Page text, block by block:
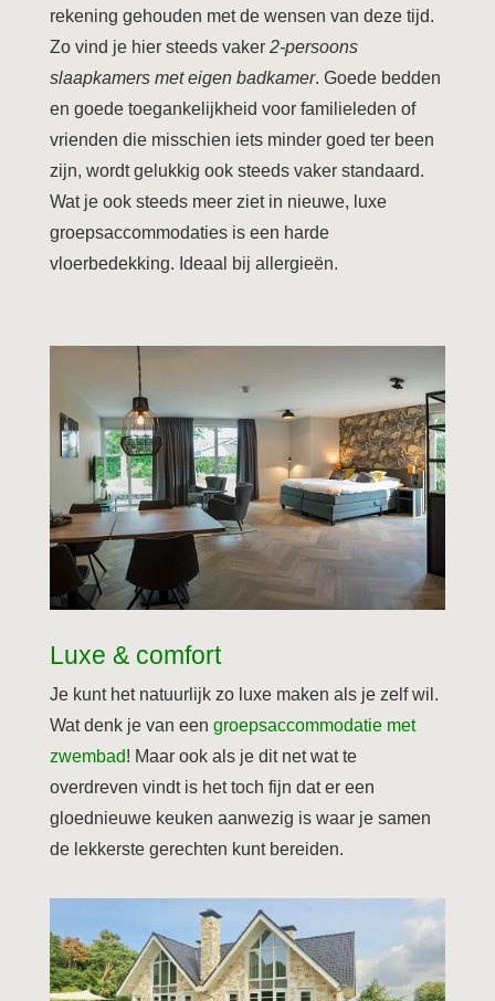
rekening gehouden met de wensen van deze tijd.
Zo vind je hier steeds vaker 2-persoons
slaapkamers met eigen badkamer. Goede bedden
en goede toegankelijkheid voor familieleden of
vrienden die misschien iets minder goed ter been
zijn, wordt gelukkig ook steeds vaker standaard.
Wat je ook steeds meer ziet in nieuwe, luxe
groepsaccommodaties is een harde
vloerbedekking. Ideaal bij allergieën.
Luxe & comfort
Je kunt het natuurlijk zo luxe maken als je zelf wil.
Wat denk je van een groepsaccommodatie met
zwembad! Maar ook als je dit net wat te
overdreven vindt is het toch fijn dat er een
gloednieuwe keuken aanwezig is waar je samen
de lekkerste gerechten kunt bereiden.